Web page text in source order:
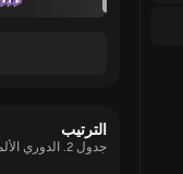
الترتيب
جدول 2. الدوري الألماني الحالي